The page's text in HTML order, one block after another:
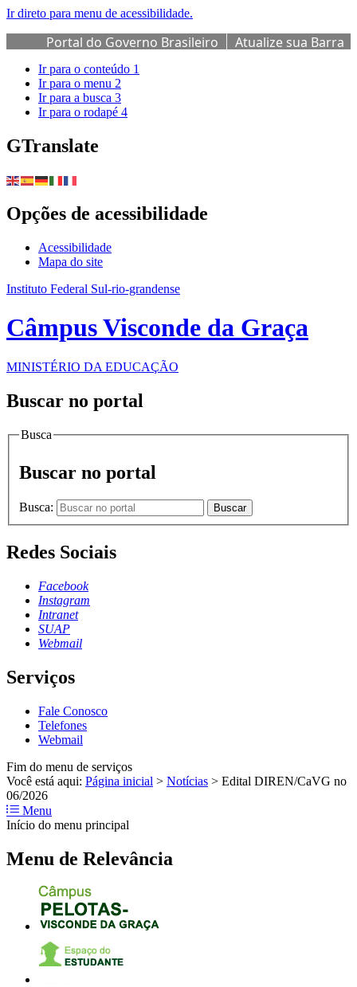
Ir direto para menu de acessibilidade.
Portal do Governo Brasileiro
Atualize sua Barra
de Governo
Ir para o conteúdo 1
Ir para o menu 2
Ir para a busca 3
Ir para o rodapé 4
GTranslate
Opções de acessibilidade
Acessibilidade
Mapa do site
Instituto Federal Sul-rio-grandense
Câmpus Visconde da Graça
MINISTÉRIO DA EDUCAÇÃO
Buscar no portal
Busca
Buscar no portal
Busca: Buscar
Redes Sociais
Facebook
Instagram
Intranet
SUAP
Webmail
Serviços
Fale Conosco
Telefones
Webmail
Fim do menu de serviços
Você está aqui: Página inicial > Notícias > Edital DIREN/CaVG no
06/2026
Menu
Início do menu principal
Menu de Relevância